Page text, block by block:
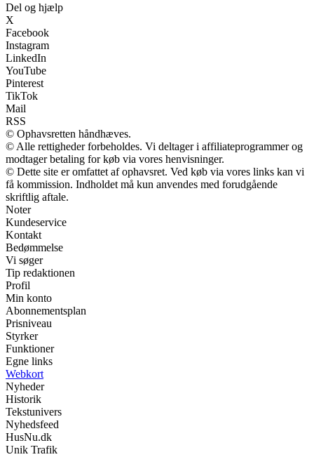
Del og hjælp
X
Facebook
Instagram
LinkedIn
YouTube
Pinterest
TikTok
Mail
RSS
© Ophavsretten håndhæves.
© Alle rettigheder forbeholdes. Vi deltager i affiliateprogrammer og
modtager betaling for køb via vores henvisninger.
© Dette site er omfattet af ophavsret. Ved køb via vores links kan vi
få kommission. Indholdet må kun anvendes med forudgående
skriftlig aftale.
Noter
Kundeservice
Kontakt
Bedømmelse
Vi søger
Tip redaktionen
Profil
Min konto
Abonnementsplan
Prisniveau
Styrker
Funktioner
Egne links
Webkort
Nyheder
Historik
Tekstunivers
Nyhedsfeed
HusNu.dk
Unik Trafik